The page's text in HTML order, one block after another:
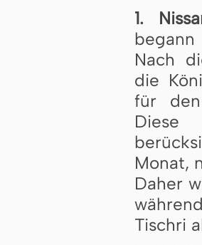
1.
begann
Nach
die
für
Monat,
Daher
Tischri